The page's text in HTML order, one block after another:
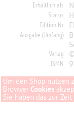
Erhältlich als
Status
Edition Nr
Ausgabe (Umfang)
Verlag
ISMN
Um den Shop nutzen
Browser Cookies
Sie haben das zur